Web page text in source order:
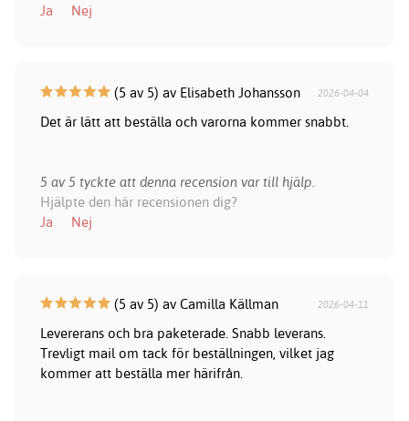
Ja
Nej
(5 av 5) av Elisabeth Johansson 2026-04-04
Det är lätt att beställa och varorna kommer snabbt.
5 av 5 tyckte att denna recension var till hjälp.
Hjälpte den här recensionen dig?
Ja
Nej
(5 av 5) av Camilla Källman 2026-04-11
Levererans och bra paketerade. Snabb leverans.
Trevligt mail om tack för beställningen, vilket jag
kommer att beställa mer härifrån.